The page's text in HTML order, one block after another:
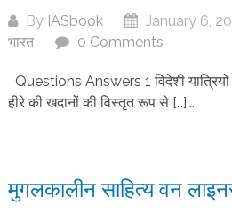
By IASbook January 6,
भारत
0 Comments
Questions Answers 1 विदेशी
हीरे की खदानों की विस्तृत रूप से […]...
मुगलकालीन साहित्य वन